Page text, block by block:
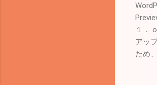
１．
アッ
ため
に保